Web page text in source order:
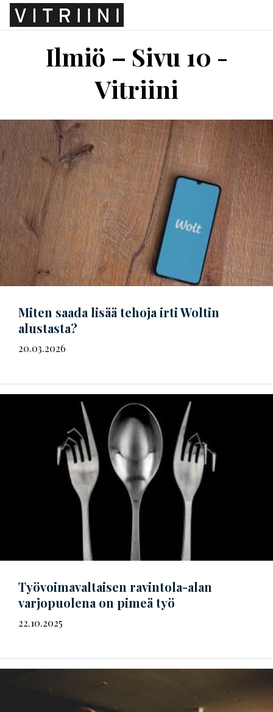
Ilmiö – Sivu 10 -
Vitriini
Miten saada lisää tehoja irti Woltin
alustasta?
20.03.2026
Työ­voi­ma­val­tai­sen ravintola-alan
varjopuolena on pimeä työ
22.10.2025